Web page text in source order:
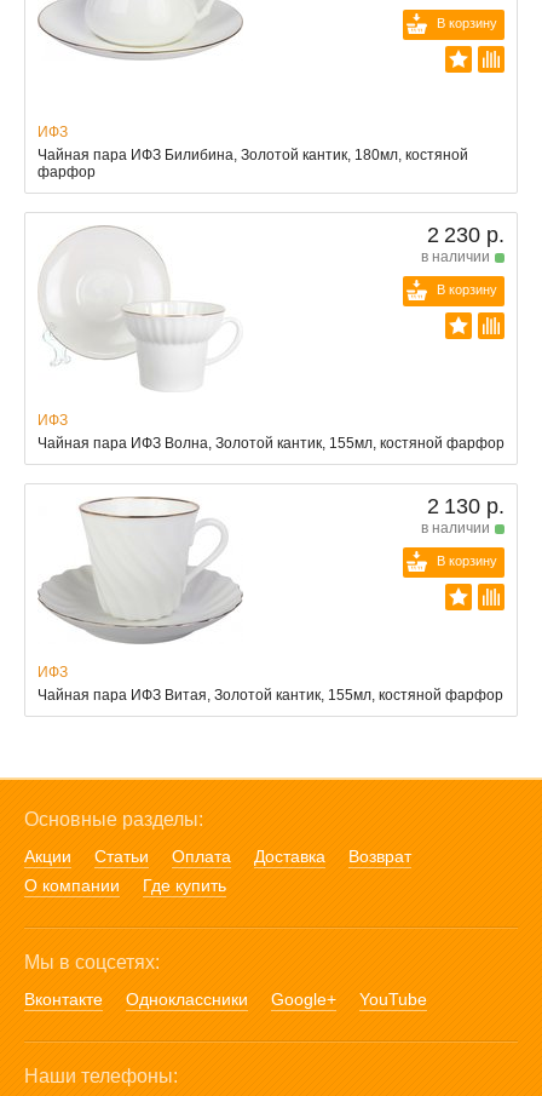
В корзину
ИФЗ
Чайная пара ИФЗ Билибина, Золотой кантик, 180мл, костяной
фарфор
2 230 р.
в наличии
В корзину
ИФЗ
Чайная пара ИФЗ Волна, Золотой кантик, 155мл, костяной фарфор
2 130 р.
в наличии
В корзину
ИФЗ
Чайная пара ИФЗ Витая, Золотой кантик, 155мл, костяной фарфор
Основные разделы:
Акции Статьи Оплата Доставка
Возврат
О компании
Где купить
Мы в соцсетях:
Вконтакте Одноклассники Google+ YouTube
Наши телефоны: